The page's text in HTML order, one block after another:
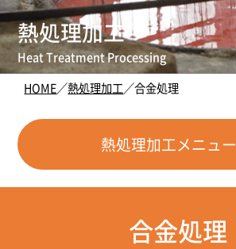
熱処理加工
Heat Treatment Processing
HOME／熱処理加工／合金処理
熱処理加工メニュー
合金処理